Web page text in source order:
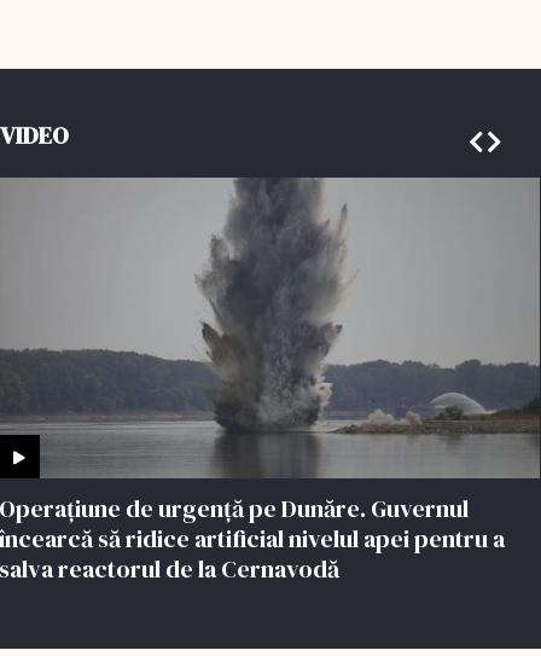
VIDEO
Operațiune de urgență pe Dunăre. Guvernul
încearcă să ridice artificial nivelul apei pentru a
salva reactorul de la Cernavodă